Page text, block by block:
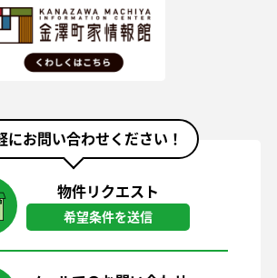
にお問い合わせください！
物件リクエスト
希望条件を送信